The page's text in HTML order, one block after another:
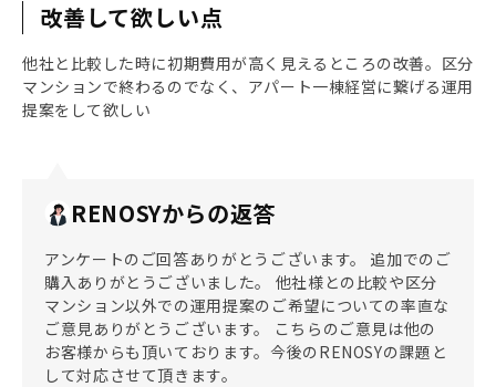
改善して欲しい点
他社と比較した時に初期費用が高く見えるところの改善。区分
マンションで終わるのでなく、アパート一棟経営に繋げる運用
提案をして欲しい
RENOSYからの返答
アンケートのご回答ありがとうございます。 追加でのご
購入ありがとうございました。 他社様との比較や区分
マンション以外での運用提案のご希望についての率直な
ご意見ありがとうございます。 こちらのご意見は他の
お客様からも頂いております。今後のRENOSYの課題と
して対応させて頂きます。